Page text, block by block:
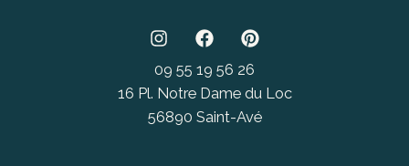
09 55 19 56 26
16 Pl. Notre Dame du Loc
56890 Saint-Avé